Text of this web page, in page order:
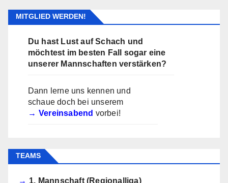
MITGLIED WERDEN!
Du hast Lust auf Schach und
möchtest im besten Fall sogar eine
unserer Mannschaften verstärken?
Dann lerne uns kennen und
schaue doch bei unserem
Vereinsabend vorbei!
TEAMS
1. Mannschaft (Regionalliga)